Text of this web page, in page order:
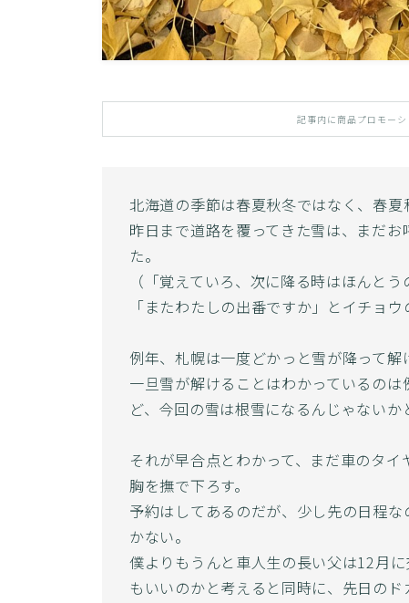
記事内に商品プロモー
北海道の季節は春夏秋冬ではなく、春
昨日まで道路を覆ってきた雪は、まだ
た。
（「覚えていろ、次に降る時はほんと
「またわたしの出番ですか」とイチョウ
例年、札幌は一度どかっと雪が降って解
一旦雪が解けることはわかっているの
ど、今回の雪は根雪になるんじゃないか
それが早合点とわかって、まだ車のタ
胸を撫で下ろす。
予約はしてあるのだが、少し先の日程
かない。
僕よりもうんと車人生の長い父は12月
もいいのかと考えると同時に、先日の